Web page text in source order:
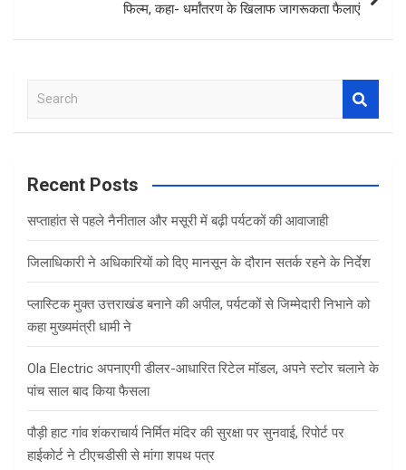
फिल्म, कहा- धर्मांतरण के खिलाफ जागरूकता फैलाएं
a
c
Recent Posts
सप्ताहांत से पहले नैनीताल और मसूरी में बढ़ी पर्यटकों की आवाजाही
जिलाधिकारी ने अधिकारियों को दिए मानसून के दौरान सतर्क रहने के निर्देश
प्लास्टिक मुक्त उत्तराखंड बनाने की अपील, पर्यटकों से जिम्मेदारी निभाने को
कहा मुख्यमंत्री धामी ने
Ola Electric अपनाएगी डीलर-आधारित रिटेल मॉडल, अपने स्टोर चलाने के
पांच साल बाद किया फैसला
पौड़ी हाट गांव शंकराचार्य निर्मित मंदिर की सुरक्षा पर सुनवाई, रिपोर्ट पर
हाईकोर्ट ने टीएचडीसी से मांगा शपथ पत्र